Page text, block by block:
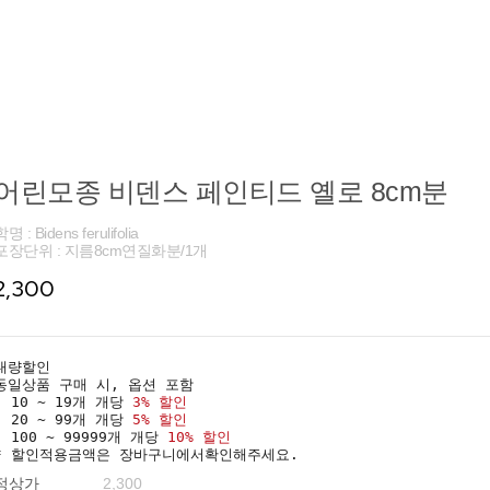
린모종 비덴스 페인티드 옐로 8cm분
명 : Bidens ferulifolia
장단위 : 지름8cm연질화분/1개
량할인
일상품 구매 시, 옵션 포함
10 ~ 19개 개당 3% 할인
20 ~ 99개 개당 5% 할인
100 ~ 99999개 개당 10% 할인
할인적용금액은 장바구니에서확인해주세요.
상가 2,300